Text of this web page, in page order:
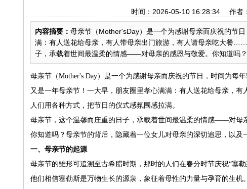
时间：2026-05-10 16:28:34 作
内容摘要： 母亲节（Mother'sDay）是一个为感谢母亲而庆祝的节
满：有人送花给母亲，有人带母亲出门旅游，有人请母亲吃大餐
子，承载着世间最温柔的情感——对母亲的感恩与敬爱。你知道吗？
母亲节（Mother's Day）是一个为感谢母亲而庆祝的节日，时间为每年
又是一年母亲节！一大早，朋友圈里孝心满满：有人送花给母亲，
人们用各种方式，把节日的仪式感氛围感拉满。
母亲节，这个温馨而庄重的日子，承载着世间最温柔的情感——对母
你知道吗？母亲节的背后，隐藏着一位女儿对母亲的深切追思，以及
一、母亲节的起源
母亲节的雏形可追溯至古希腊时期，那时的人们在春分时节庆祝“塞勒
他们相信塞勒斯是万物生长的源泉，象征着母性的力量与孕育的生机。